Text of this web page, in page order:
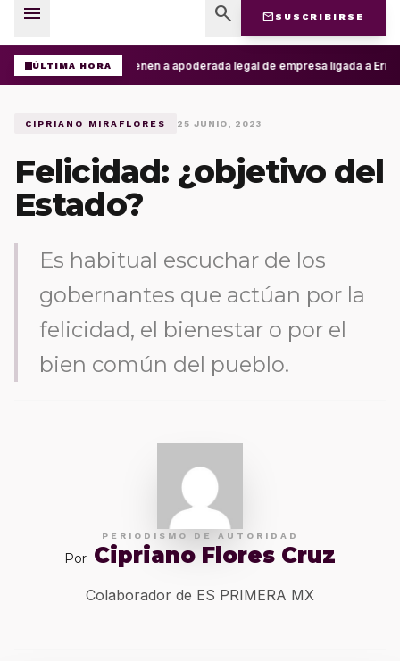
menu search mail SUSCRIBIRSE
ÚLTIMA HORADetienen a apoderada legal de empresa ligada a
CIPRIANO MIRAFLORES 25 JUNIO, 2023
Felicidad: ¿objetivo del
Estado?
Es habitual escuchar de los
gobernantes que actúan por la
felicidad, el bienestar o por el
bien común del pueblo.
PERIODISMO DE AUTORIDAD
Por Cipriano Flores Cruz
Colaborador de ES PRIMERA MX